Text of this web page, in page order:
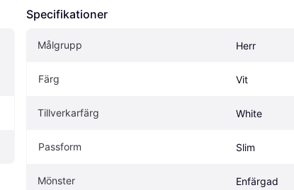
Specifikationer
Målgrupp Herr
Färg Vit
Tillverkarfärg White
Passform Slim
Mönster Enfärgad